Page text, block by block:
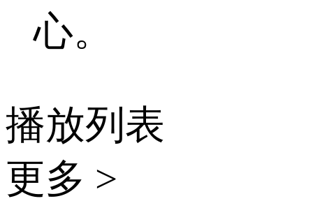
心。
播放列表
更多 >